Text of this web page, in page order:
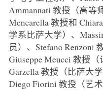
Ammannati 教授（高等
Mencarella 教授和
学系比萨大学）、
员）、Stefano Renzoni
Giuseppe Meucci 教授
Garzella 教授（比萨大
Diego Fiorini 教授（艺术